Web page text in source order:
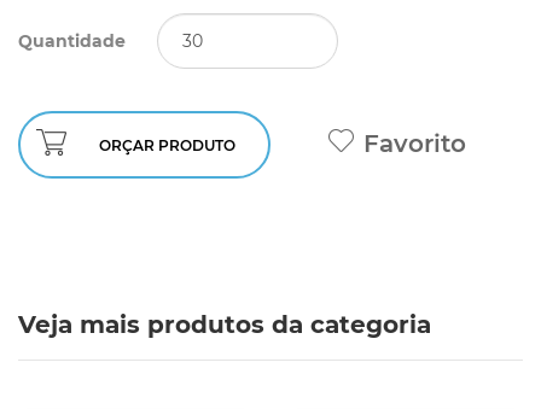
Quantidade
ORÇAR PRODUTO Favorito
Veja mais produtos da categoria